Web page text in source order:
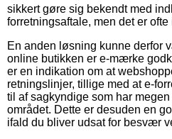
sikkert gøre sig bekendt med
forretningsaftale, men det er
En anden løsning kunne derfor
online butikken er e-mærke
er en indikation om at
retningslinjer, tillige med at e-
til af sagkyndige som har
området. Dette er desuden en
ifald du bliver udsat for besvær